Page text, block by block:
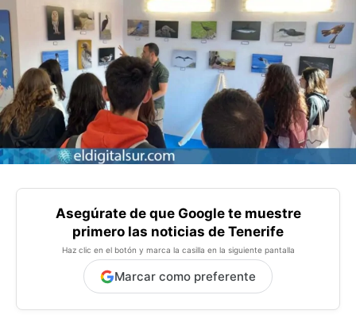
Asegúrate de que Google te muestre
primero las noticias de Tenerife
Haz clic en el botón y marca la casilla en la siguiente pantalla
Marcar como preferente